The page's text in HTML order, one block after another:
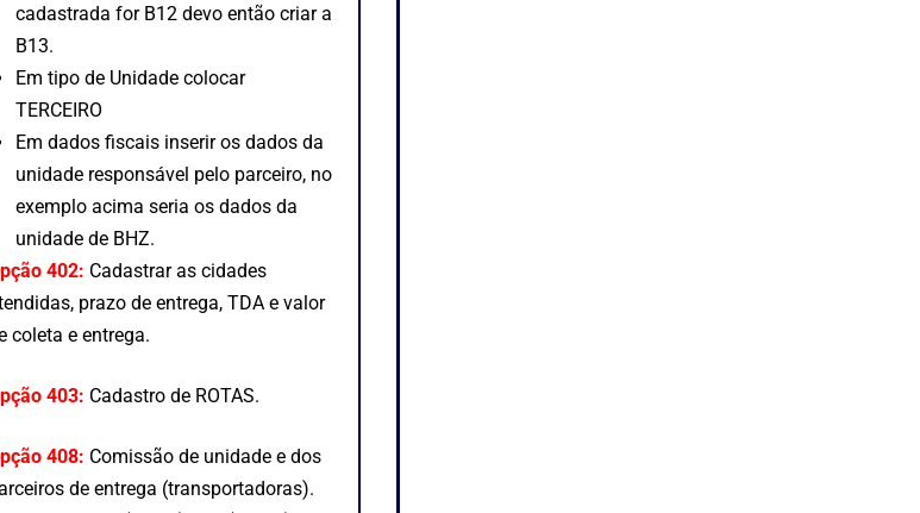
cadastrada for B12 devo então criar a
B13.
Em tipo de Unidade colocar
TERCEIRO
Em dados fiscais inserir os dados da
unidade responsável pelo parceiro, no
exemplo acima seria os dados da
unidade de BHZ.
402: Cadastrar as cidades
prazo de entrega, TDA e valor
coleta e entrega.
403: Cadastro de ROTAS.
408: Comissão de unidade e dos
de entrega (transportadoras).